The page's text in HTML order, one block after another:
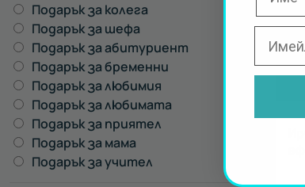
Подарък за колега
Подарък за шефа
Подарък за абитуриент
Подарък за бременни
Подарък за любимия
Подарък за любимата
Подарък за приятел
Подарък за мама
Подарък за учител